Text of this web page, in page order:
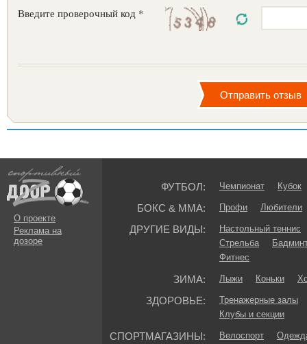
Введите проверочный код *
О проекте
Реклама на
дозоре
ФУТБОЛ: Чемпионат Кубок
БОКС & ММА: Профи Любители
ДРУГИЕ ВИДЫ:
Настольный теннис
Стрельба
Фитнес
ЗИМА: Лыжи Коньки
ЗДОРОВЬЕ:
Тренажерные залы
Клубы и секции
СПОРТМАГАЗИНЫ: Велоспорт